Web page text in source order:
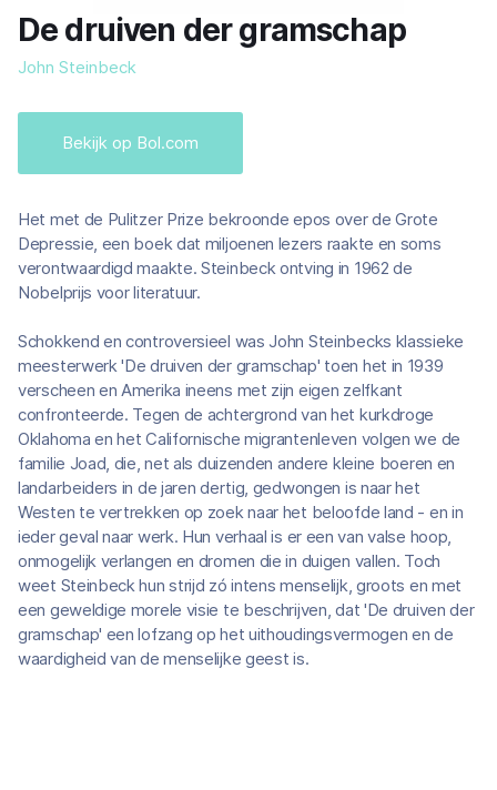
De druiven der gramschap
John Steinbeck
Bekijk op Bol.com
Het met de Pulitzer Prize bekroonde epos over de Grote
Depressie, een boek dat miljoenen lezers raakte en soms
verontwaardigd maakte. Steinbeck ontving in 1962 de
Nobelprijs voor literatuur.
Schokkend en controversieel was John Steinbecks klassieke
meesterwerk 'De druiven der gramschap' toen het in 1939
verscheen en Amerika ineens met zijn eigen zelfkant
confronteerde. Tegen de achtergrond van het kurkdroge
Oklahoma en het Californische migrantenleven volgen we de
familie Joad, die, net als duizenden andere kleine boeren en
landarbeiders in de jaren dertig, gedwongen is naar het
Westen te vertrekken op zoek naar het beloofde land - en in
ieder geval naar werk. Hun verhaal is er een van valse hoop,
onmogelijk verlangen en dromen die in duigen vallen. Toch
weet Steinbeck hun strijd zó intens menselijk, groots en met
een geweldige morele visie te beschrijven, dat 'De druiven der
gramschap' een lofzang op het uithoudingsvermogen en de
waardigheid van de menselijke geest is.